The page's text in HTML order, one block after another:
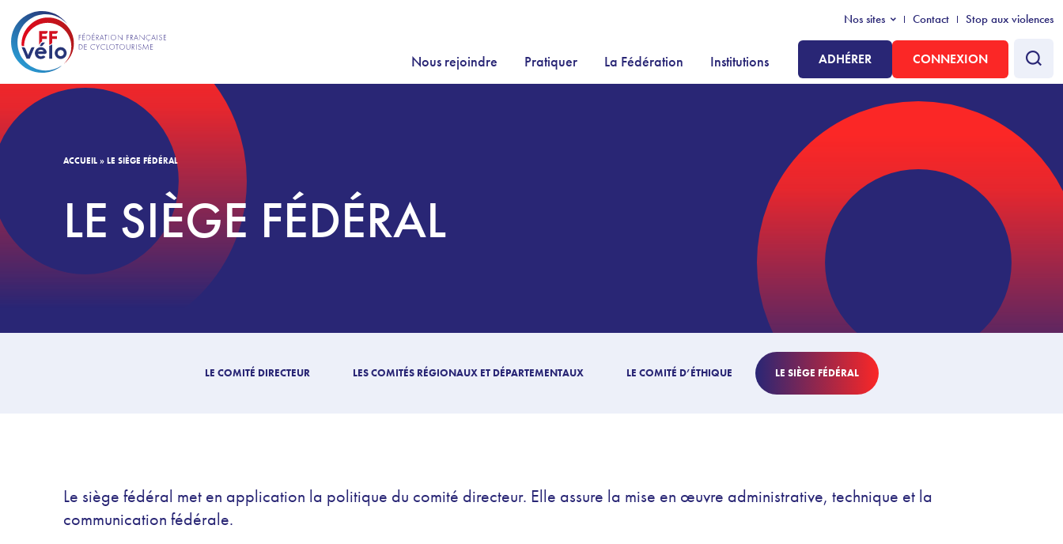
Nous rejoindre Pratiquer La Fédération Institutions ADHÉRER CONNEXION
Nos sites Contact Stop aux violences
ACCUEIL » LE SIÈGE FÉDÉRAL
LE SIÈGE FÉDÉRAL
LE COMITÉ DIRECTEUR LES COMITÉS RÉGIONAUX ET DÉPARTEMENTAUX LE COMITÉ D’ÉTHIQUE LE SIÈGE FÉDÉRAL
Le siège fédéral met en application la politique du comité directeur. Elle assure la mise en œuvre administrative, technique et la
communication fédérale.